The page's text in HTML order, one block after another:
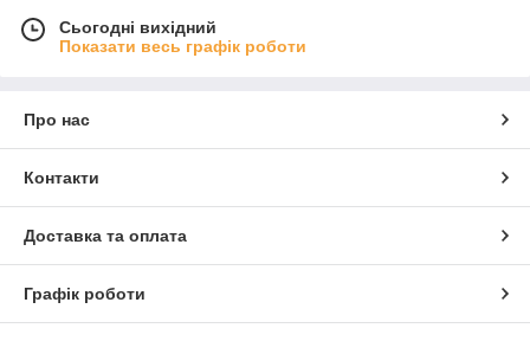
Сьогодні вихідний
Показати весь графік роботи
Про нас
Контакти
Доставка та оплата
Графік роботи